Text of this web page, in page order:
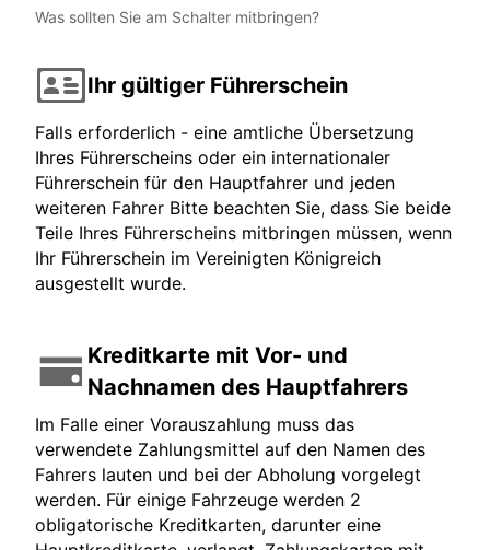
Was sollten Sie am Schalter mitbringen?
Ihr gültiger Führerschein
Falls erforderlich - eine amtliche Übersetzung
Ihres Führerscheins oder ein internationaler
Führerschein für den Hauptfahrer und jeden
weiteren Fahrer Bitte beachten Sie, dass Sie beide
Teile Ihres Führerscheins mitbringen müssen, wenn
Ihr Führerschein im Vereinigten Königreich
ausgestellt wurde.
Kreditkarte mit Vor- und
Nachnamen des Hauptfahrers
Im Falle einer Vorauszahlung muss das
verwendete Zahlungsmittel auf den Namen des
Fahrers lauten und bei der Abholung vorgelegt
werden. Für einige Fahrzeuge werden 2
obligatorische Kreditkarten, darunter eine